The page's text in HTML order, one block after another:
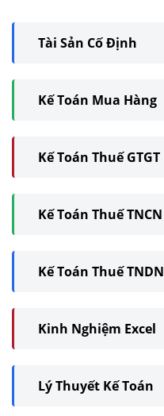
Tài Sản Cố Định
Kế Toán Mua Hàng
Kế Toán Thuế GTGT
Kế Toán Thuế TNCN
Kế Toán Thuế TNDN
Kinh Nghiệm Excel
Lý Thuyết Kế Toán